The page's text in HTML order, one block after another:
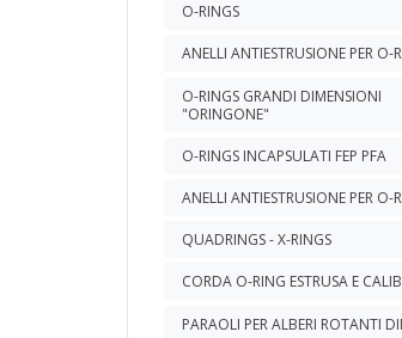
O-RINGS
ANELLI ANTIESTRUSIONE PER O-
O-RINGS GRANDI DIMENSIONI
"ORINGONE"
O-RINGS INCAPSULATI FEP PFA
ANELLI ANTIESTRUSIONE PER O-
QUADRINGS - X-RINGS
CORDA O-RING ESTRUSA E
PARAOLI PER ALBERI ROTANTI